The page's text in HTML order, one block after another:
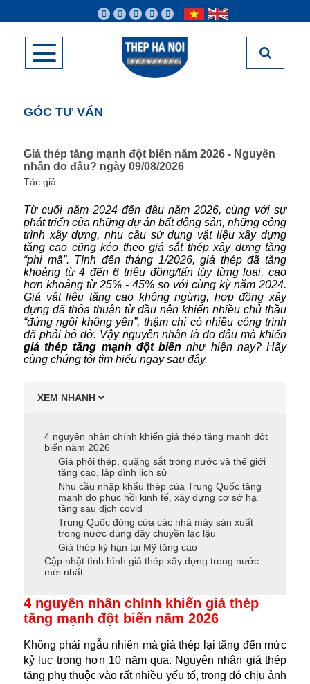
GÓC TƯ VẤN
Giá thép tăng mạnh đột biến năm 2026 - Nguyên
nhân do đâu? ngày 09/08/2026
Tác giả:
Từ cuối năm 2024 đến đầu năm 2026, cùng với sự
phát triển của những dự án bất động sản, những công
trình xây dựng, nhu cầu sử dụng vật liệu xây dựng
tăng cao cũng kéo theo giá sắt thép xây dựng tăng
“phi mã”. Tính đến tháng 1/2026, giá thép đã tăng
khoảng từ 4 đến 6 triệu đồng/tấn tùy từng loại, cao
hơn khoảng từ 25% - 45% so với cùng kỳ năm 2024.
Giá vật liệu tăng cao không ngừng, hợp đồng xây
dựng đã thỏa thuận từ đầu nên khiến nhiều chủ thầu
“đứng ngồi không yên”, thậm chí có nhiều công trình
đã phải bỏ dở. Vậy nguyên nhân là do đâu mà khiến
giá thép tăng mạnh đột biến như hiện nay? Hãy
cùng chúng tôi tìm hiểu ngay sau đây.
XEM NHANH
4 nguyên nhân chính khiến giá thép tăng mạnh đột
biến năm 2026
Giá phôi thép, quặng sắt trong nước và thế giới
tăng cao, lập đỉnh lịch sử
Nhu cầu nhập khẩu thép của Trung Quốc tăng
mạnh do phục hồi kinh tế, xây dựng cơ sở hạ
tầng sau dịch covid
Trung Quốc đóng cửa các nhà máy sản xuất
trong nước dùng dây chuyền lạc lậu
Giá thép kỳ hạn tại Mỹ tăng cao
Cập nhật tình hình giá thép xây dựng trong nước
mới nhất
4 nguyên nhân chính khiến giá thép
tăng mạnh đột biến năm 2026
Không phải ngẫu nhiên mà giá thép lại tăng đến mức
kỷ lục trong hơn 10 năm qua. Nguyên nhân giá thép
tăng phụ thuộc vào rất nhiều yếu tố, trong đó chịu ảnh